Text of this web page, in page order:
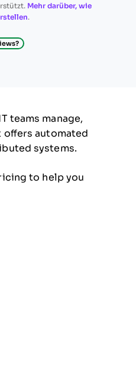
Mehr darüber, wie
.
teams manage,
automated
systems.
to help you